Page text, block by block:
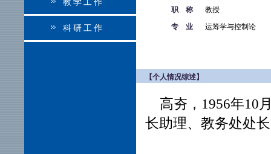
教学工作
科研工作
职 称
教授
专 业
运筹学与控制论
【个人情况综述】
高夯，1956年10
长助理、教务处处